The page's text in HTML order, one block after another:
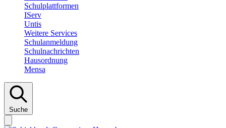
Schulplattformen
IServ
Untis
Weitere Services
Schulanmeldung
Schulnachrichten
Hausordnung
Mensa
Suche